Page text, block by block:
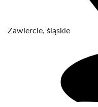
Zawiercie, śląskie